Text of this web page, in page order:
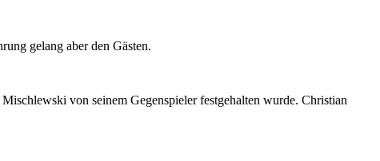
gelang aber den Gästen.
von seinem Gegenspieler festgehalten wurde. Christian